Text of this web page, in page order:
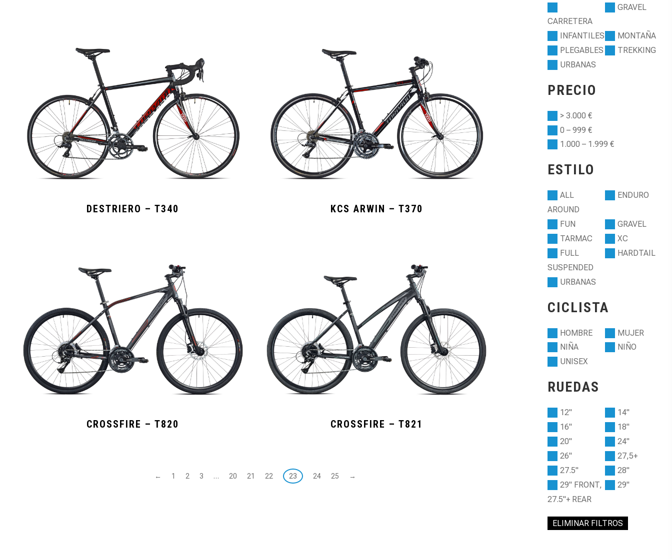
DESTRIERO – T340 KCS ARWIN – T370
CROSSFIRE – T820 CROSSFIRE – T821
← 1 2 3 … 20 21 22 23 24 25 →
CARRETERA
GRAVEL
INFANTILES
MONTAÑA
PLEGABLES
TREKKING
URBANAS
PRECIO
> 3.000 €
0 – 999 €
1.000 – 1.999 €
ESTILO
ALL
AROUND
ENDURO
FUN
GRAVEL
TARMAC
XC
FULL
SUSPENDED
HARDTAIL
URBANAS
CICLISTA
HOMBRE
MUJER
NIÑA
NIÑO
UNISEX
RUEDAS
12"
14"
16"
18"
20"
24"
26"
27,5+
27.5"
28"
29" FRONT,
27.5"+ REAR
29"
ELIMINAR FILTROS